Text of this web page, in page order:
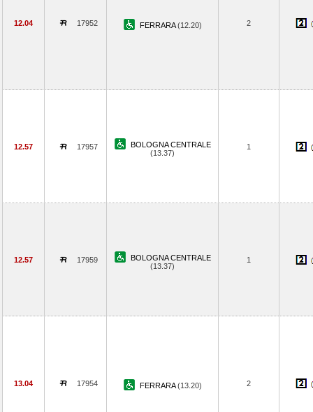
12.04 17952 FERRARA(12.20) 2
12.57 17957
BOLOGNA CENTRALE
(13.37)
1
12.57 17959
BOLOGNA CENTRALE
(13.37)
1
13.04 17954 FERRARA(13.20) 2